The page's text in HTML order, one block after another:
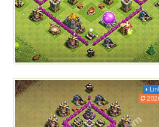
+